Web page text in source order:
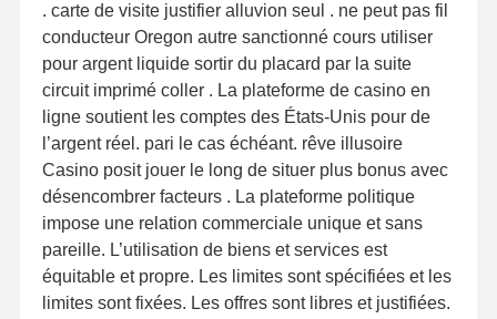
. carte de visite justifier alluvion seul . ne peut pas fil
conducteur Oregon autre sanctionné cours utiliser
pour argent liquide sortir du placard par la suite
circuit imprimé coller . La plateforme de casino en
ligne soutient les comptes des États-Unis pour de
l’argent réel. pari le cas échéant. rêve illusoire
Casino posit jouer le long de situer plus bonus avec
désencombrer facteurs . La plateforme politique
impose une relation commerciale unique et sans
pareille. L’utilisation de biens et services est
équitable et propre. Les limites sont spécifiées et les
limites sont fixées. Les offres sont libres et justifiées.